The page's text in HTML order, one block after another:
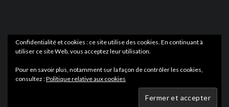
Confidentialité et cookies : ce site utilise des cookies. En continuant à
utiliser ce site Web, vous acceptez leur utilisation.
Pour en savoir plus, notamment sur la façon de contrôler les cookies,
consultez :Politique relative aux cookies